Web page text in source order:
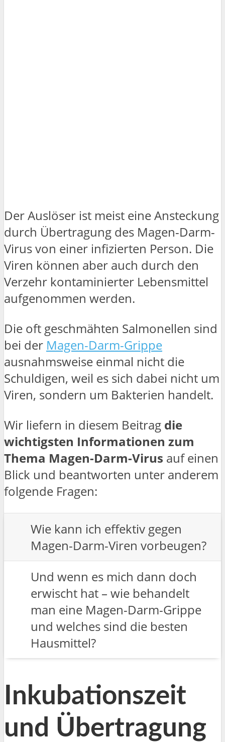
Der Auslöser ist meist eine Ansteckung
durch Übertragung des Magen-Darm-
Virus von einer infizierten Person. Die
Viren können aber auch durch den
Verzehr kontaminierter Lebensmittel
aufgenommen werden.
Die oft geschmähten Salmonellen sind
bei der Magen-Darm-Grippe
ausnahmsweise einmal nicht die
Schuldigen, weil es sich dabei nicht um
Viren, sondern um Bakterien handelt.
Wir liefern in diesem Beitrag die
wichtigsten Informationen zum
Thema Magen-Darm-Virus auf einen
Blick und beantworten unter anderem
folgende Fragen:
Wie kann ich effektiv gegen
Magen-Darm-Viren vorbeugen?
Und wenn es mich dann doch
erwischt hat – wie behandelt
man eine Magen-Darm-Grippe
und welches sind die besten
Hausmittel?
Inkubationszeit
und Übertragung